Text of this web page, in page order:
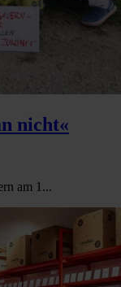
nicht«
am 1...